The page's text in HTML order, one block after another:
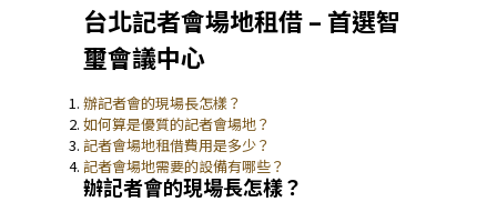
台北記者會場地租借 – 首選智
璽會議中心
辦記者會的現場長怎樣？
如何算是優質的記者會場地？
記者會場地租借費用是多少？
記者會場地需要的設備有哪些？
辦記者會的現場長怎樣？